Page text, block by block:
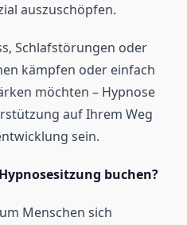
auszuschöpfen.
Schlafstörungen oder
kämpfen oder einfach
möchten – Hypnose
auf Ihrem Weg
sein.
buchen?
Menschen sich